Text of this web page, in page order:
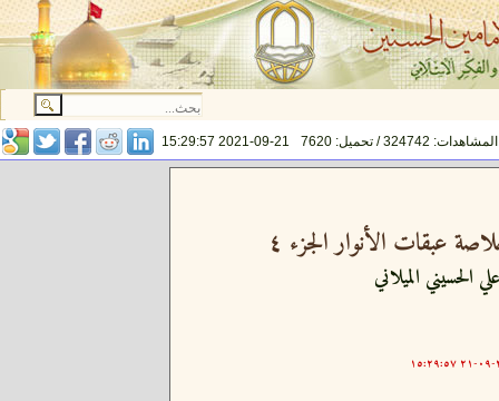
المشاهدات: 324742 / تحميل: 7620 2021-09-21 15:29:57
عبقات الأنوار الجزء ٤
الحسيني الميلاني